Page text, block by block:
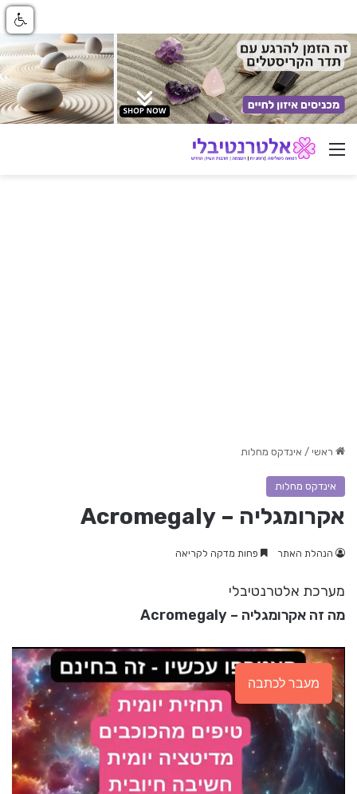
ניווט באתר
ראשי / אינדקס מחלות
אינדקס מחלות
אקרומגליה – Acromegaly
הנהלת האתר פחות מדקה לקריאה
מערכת אלטרנטיבלי
מה זה אקרומגליה – Acromegaly
מעבר לכתבה